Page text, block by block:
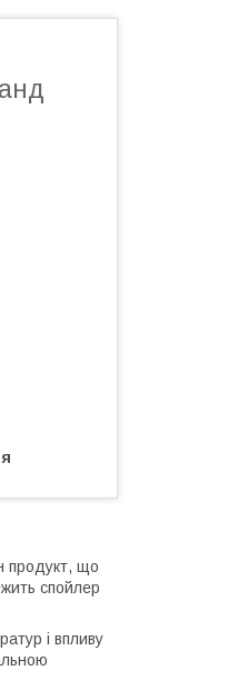
продукт, що
спойлер
і впливу